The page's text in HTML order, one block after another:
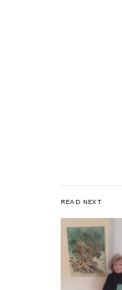
READ NEXT